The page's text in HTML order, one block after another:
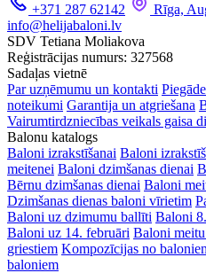
+371 287 62142
Rīga,
info@helijabaloni.lv
SDV Tetiana Moliakova
Reģistrācijas numurs: 327568
Sadaļas vietnē
Par uzņēmumu un kontakti
noteikumi Garantija un atgriešana
Vairumtirdzniecības veikals gaisa
Balonu katalogs
Baloni izrakstīšanai Baloni
meitenei Baloni dzimšanas dienai
Bērnu dzimšanas dienai Baloni
Dzimšanas dienas baloni vīrietim
Baloni uz dzimumu ballīti Baloni
Baloni uz 14. februāri Baloni
griestiem Kompozīcijas no
baloniem